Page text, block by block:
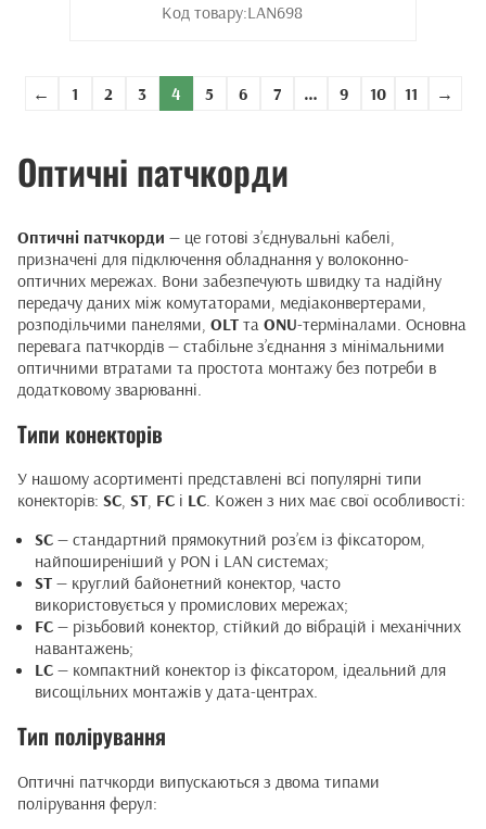
Код товару:LAN698
← 1 2 3 4 5 6 7 … 9 10 11 →
Оптичні патчкорди
Оптичні патчкорди — це готові з’єднувальні кабелі,
призначені для підключення обладнання у волоконно-
оптичних мережах. Вони забезпечують швидку та надійну
передачу даних між комутаторами, медіаконвертерами,
розподільчими панелями, OLT та ONU-терміналами. Основна
перевага патчкордів — стабільне з’єднання з мінімальними
оптичними втратами та простота монтажу без потреби в
додатковому зварюванні.
Типи конекторів
У нашому асортименті представлені всі популярні типи
конекторів: SC, ST, FC і LC. Кожен з них має свої особливості:
SC — стандартний прямокутний роз’єм із фіксатором,
найпоширеніший у PON і LAN системах;
ST — круглий байонетний конектор, часто
використовується у промислових мережах;
FC — різьбовий конектор, стійкий до вібрацій і механічних
навантажень;
LC — компактний конектор із фіксатором, ідеальний для
висощільних монтажів у дата-центрах.
Тип полірування
Оптичні патчкорди випускаються з двома типами
полірування ферул: